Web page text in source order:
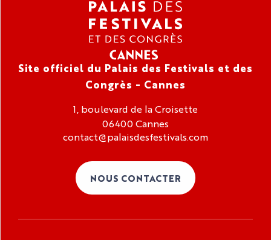
Site officiel du Palais des Festivals et des
Congrès - Cannes
1, boulevard de la Croisette
06400 Cannes
contact@palaisdesfestivals.com
NOUS CONTACTER